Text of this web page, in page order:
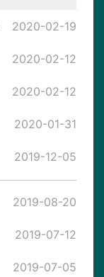
2020-02-19
2020-02-12
2020-02-12
2020-01-31
2019-12-05
2019-08-20
2019-07-12
2019-07-05